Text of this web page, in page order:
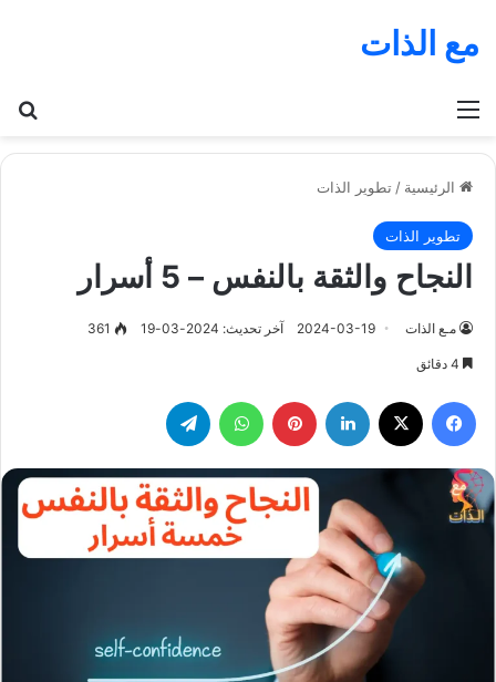
مع الذات
القائمة
الرئيسية / تطوير الذات
تطوير الذات
النجاح والثقة بالنفس – 5 أسرار
مـع الذات 2024-03-19 آخر تحديث: 2024-03-19 361
فيسبوك لينكدإن بينتيريست واتساب